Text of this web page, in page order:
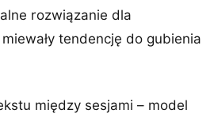
rozwiązanie dla
tendencję do gubienia
między sesjami – model